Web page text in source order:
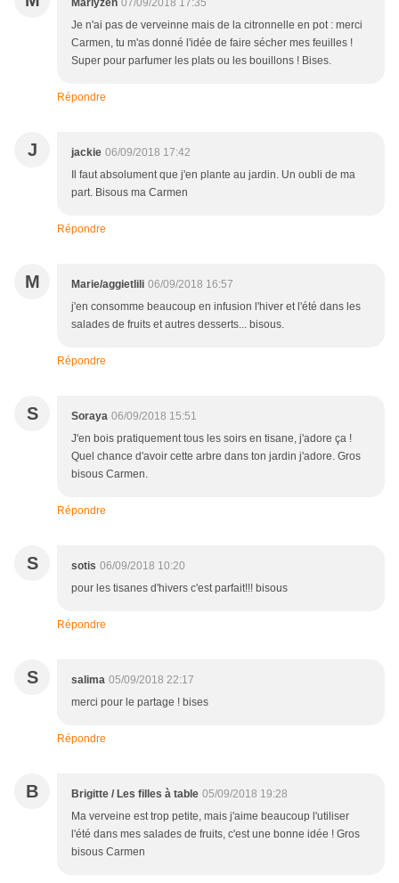
Marlyzen 07/09/2018 17:35
Je n'ai pas de verveinne mais de la citronnelle en pot : merci
Carmen, tu m'as donné l'idée de faire sécher mes feuilles !
Super pour parfumer les plats ou les bouillons ! Bises.
Répondre
J jackie 06/09/2018 17:42
Il faut absolument que j'en plante au jardin. Un oubli de ma
part. Bisous ma Carmen
Répondre
M Marie/aggietlili 06/09/2018 16:57
j'en consomme beaucoup en infusion l'hiver et l'été dans les
salades de fruits et autres desserts... bisous.
Répondre
S Soraya 06/09/2018 15:51
J'en bois pratiquement tous les soirs en tisane, j'adore ça !
Quel chance d'avoir cette arbre dans ton jardin j'adore. Gros
bisous Carmen.
Répondre
S sotis 06/09/2018 10:20
pour les tisanes d'hivers c'est parfait!!! bisous
Répondre
S salima 05/09/2018 22:17
merci pour le partage ! bises
Répondre
B Brigitte / Les filles à table 05/09/2018 19:28
Ma verveine est trop petite, mais j'aime beaucoup l'utiliser
l'été dans mes salades de fruits, c'est une bonne idée ! Gros
bisous Carmen